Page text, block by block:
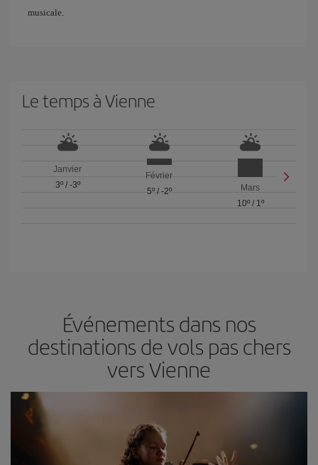
musicale.
Le temps à Vienne
Janvier
3º/ -3º
Février
5º/ -2º
Mars
10º/ 1º
Événements dans nos
destinations de vols pas chers
vers Vienne